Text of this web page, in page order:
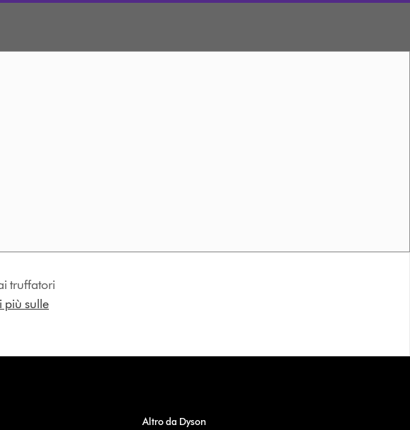
truffatori
più sulle
Altro da Dyson